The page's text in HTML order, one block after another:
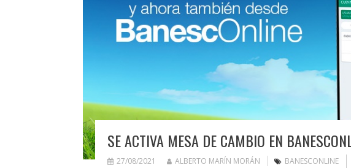
SE ACTIVA MESA DE CAMBIO EN
27/08/2021 ALBERTO MARÍN MORÁN BANESCONLINE